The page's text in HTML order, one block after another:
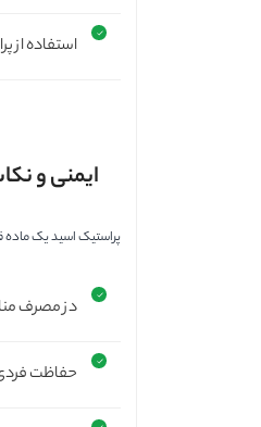
استفاده
ایمنی و
پراستیک اسید یک ماده
دز مصرف
حفاظت